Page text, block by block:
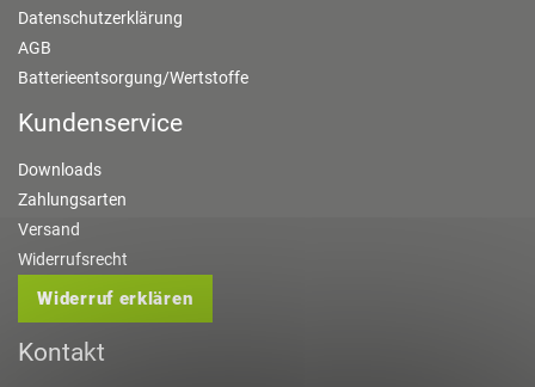
Datenschutzerklärung
AGB
Batterieentsorgung/Wertstoffe
Kundenservice
Downloads
Zahlungsarten
Versand
Widerrufsrecht
Widerruf erklären
Kontakt